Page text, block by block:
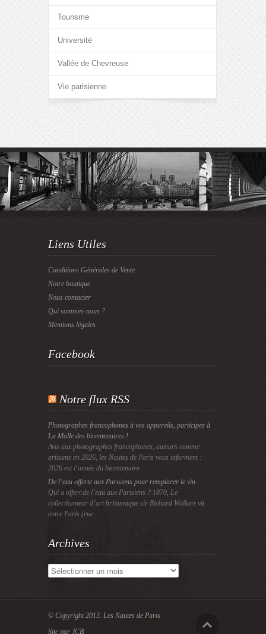
Tourisme
Université
Vallée de Chevreuse
Vie parisienne
Liens Utiles
Conditions Générales de Vente
Notre boutique
Nous contacter
Qui sommes-nous ?
Mentions légales
Facebook
Notre flux RSS
Photographes francophones à vos appareils, participez à
La Malle des bicentenaires !
Avis aux photographes francophones, auteurs comme
artisans en 2026, les Nautes de Paris vous informent :
2026 est l’année du bicentenaire
De l’eau offerte aux Parisiens pour remplacer le vin
Qui a offert de l’eau aux Parisiens ? 1870, Le
collectionneur d’art britannique sir Richard Wallace vit
entre Paris (rue
Archives
Archives
© Copyright 2013. Les Nautes de Paris
Site par JCB